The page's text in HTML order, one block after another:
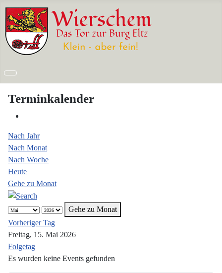
Terminkalender
Nach Jahr
Nach Monat
Nach Woche
Heute
Gehe zu Monat
Gehe zu Monat
Vorheriger Tag
Freitag, 15. Mai 2026
Folgetag
Es wurden keine Events gefunden